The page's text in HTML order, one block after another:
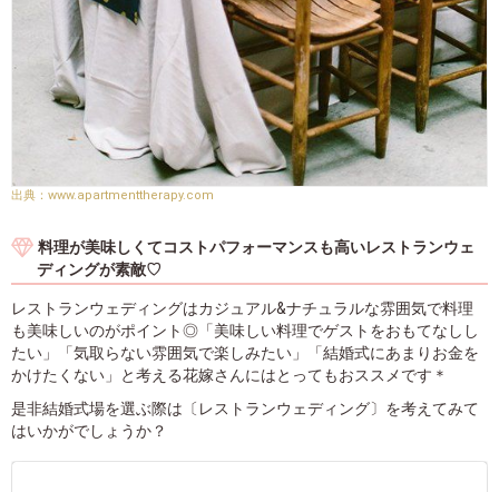
www.apartmenttherapy.com
料理が美味しくてコストパフォーマンスも高いレストランウェ
ディングが素敵♡
レストランウェディングはカジュアル&ナチュラルな雰囲気で料理
も美味しいのがポイント◎「美味しい料理でゲストをおもてなしし
たい」「気取らない雰囲気で楽しみたい」「結婚式にあまりお金を
かけたくない」と考える花嫁さんにはとってもおススメです＊
是非結婚式場を選ぶ際は〔レストランウェディング〕を考えてみて
はいかがでしょうか？